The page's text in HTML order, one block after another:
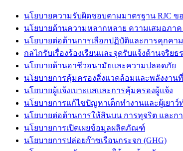
นโยบายความรับผิดชอบตามมาตรฐาน RJC ข
นโยบายด้านความหลากหลาย ความเสมอภา
นโยบายต่อต้านการเลือกปฏิบัติและการคุกคาม
กลไกรับเรื่องร้องเรียนและจุดรับแจ้งด้านจริยธ
นโยบายด้านอาชีวอนามัยและความปลอดภัย
นโยบายการคุ้มครองสิ่งแวดล้อมและพลังงาน
นโยบายผู้แจ้งเบาะแสและการคุ้มครองผู้แจ้ง
นโยบายการแก้ไขปัญหาเด็กทำงานและผู้เยาว์
นโยบายต่อต้านการให้สินบน การทุจริต และก
นโยบายการเปิดเผยข้อมูลผลิตภัณฑ์
นโยบายการปล่อยก๊าซเรือนกระจก (GHG)